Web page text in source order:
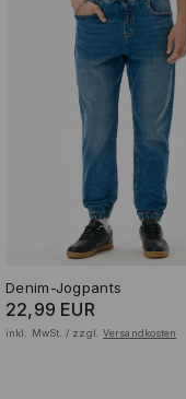
Denim-Jogpants
22,99 EUR
inkl. MwSt. / zzgl. Versandkosten